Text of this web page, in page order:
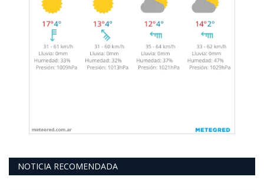
NOTICIA RECOMENDADA